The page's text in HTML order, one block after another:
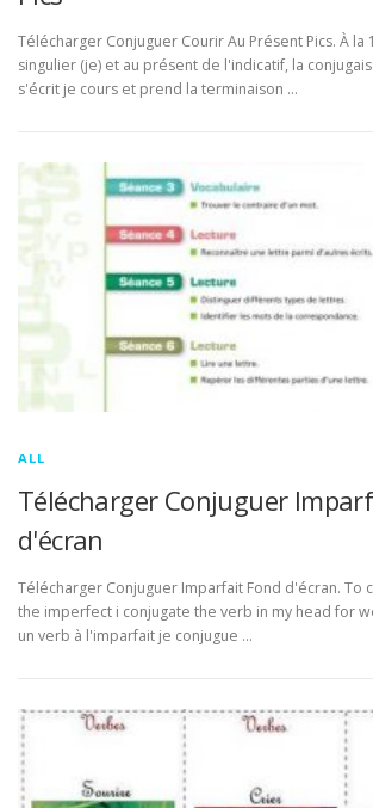
Télécharger Conjuguer Courir Au Présent Pics. À
singulier (je) et au présent de l'indicatif, la
s'écrit je cours et prend la terminaison …
ALL
Télécharger Conjuguer
d'écran
Télécharger Conjuguer Imparfait Fond d'écran. To
the imperfect i conjugate the verb in my head for
un verb à l'imparfait je conjugue …